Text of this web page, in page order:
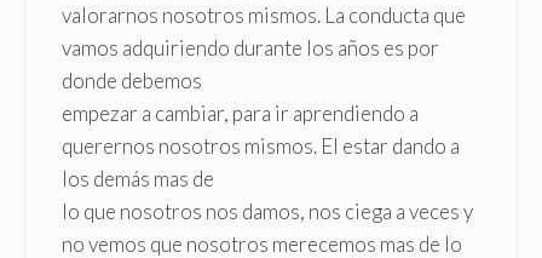
valorarnos nosotros mismos. La conducta que
vamos adquiriendo durante los años es por
donde debemos
empezar a cambiar, para ir aprendiendo a
querernos nosotros mismos. El estar dando a
los demás mas de
lo que nosotros nos damos, nos ciega a veces y
no vemos que nosotros merecemos mas de lo